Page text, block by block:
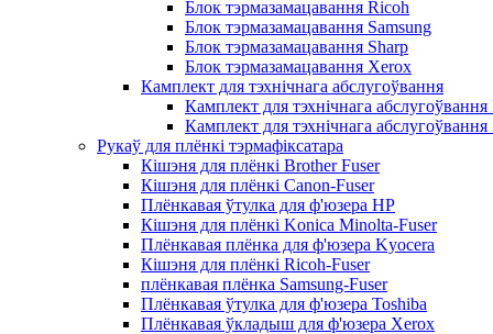
Блок тэрмазамацавання Ricoh
Блок тэрмазамацавання Samsung
Блок тэрмазамацавання Sharp
Блок тэрмазамацавання Xerox
Камплект для тэхнічнага абслугоўвання
Камплект для тэхнічнага абслугоўвання
Камплект для тэхнічнага
Рукаў для плёнкі тэрмафіксатара
Кішэня для плёнкі Brother Fuser
Кішэня для плёнкі Canon-Fuser
Плёнкавая ўтулка для ф'юзера HP
Кішэня для плёнкі Konica Minolta-Fuser
Плёнкавая плёнка для ф'юзера Kyocera
Кішэня для плёнкі Ricoh-Fuser
плёнкавая плёнка Samsung-Fuser
Плёнкавая ўтулка для ф'юзера Toshiba
Плёнкавая ўкладыш для ф'юзера Xerox